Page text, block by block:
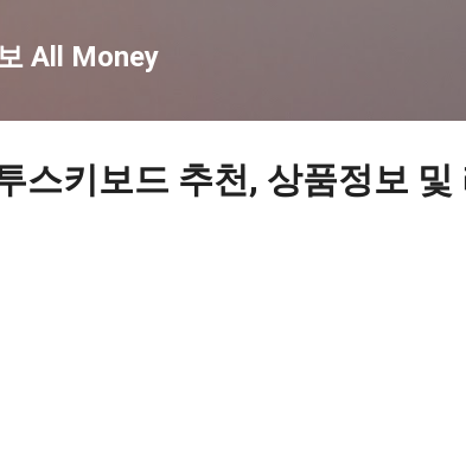
All Money
스키보드 추천, 상품정보 및